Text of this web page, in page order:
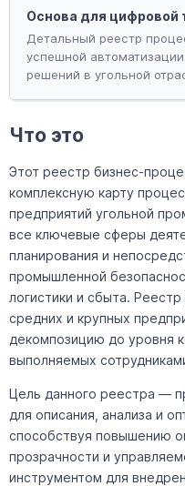
Основа для цифровой
Детальный реестр
успешной
решений в угольной
Что это
Этот реестр бизнес-
комплексную карту
предприятий угольной
все ключевые сферы
планирования и
промышленной
логистики и сбыта.
средних и крупных
декомпозицию до уровня
выполняемых
Цель данного реестра —
для описания, анализа и
способствуя повышению
прозрачности и
инструментом для